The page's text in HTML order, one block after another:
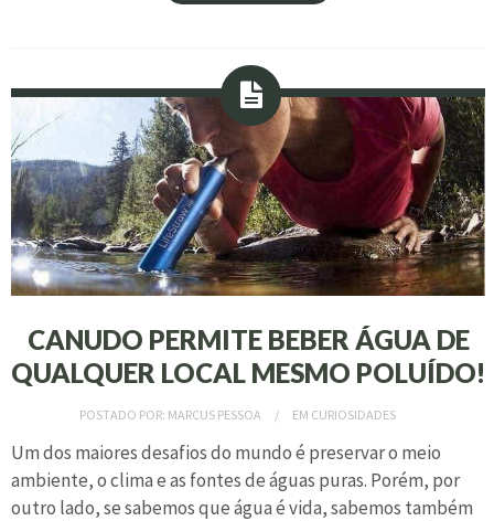
CANUDO PERMITE BEBER ÁGUA DE
QUALQUER LOCAL MESMO POLUÍDO!
POSTADO POR: MARCUS PESSOA EM CURIOSIDADES
Um dos maiores desafios do mundo é preservar o meio
ambiente, o clima e as fontes de águas puras. Porém, por
outro lado, se sabemos que água é vida, sabemos também